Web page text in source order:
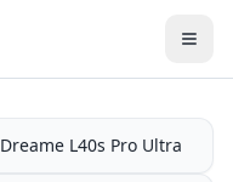
Dreame L40s Pro Ultra